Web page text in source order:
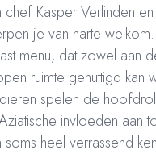
chef Kasper Verlinden
je van harte
menu, dat zowel aan
ruimte genuttigd kan
spelen de
invloeden aan
heel verrassend